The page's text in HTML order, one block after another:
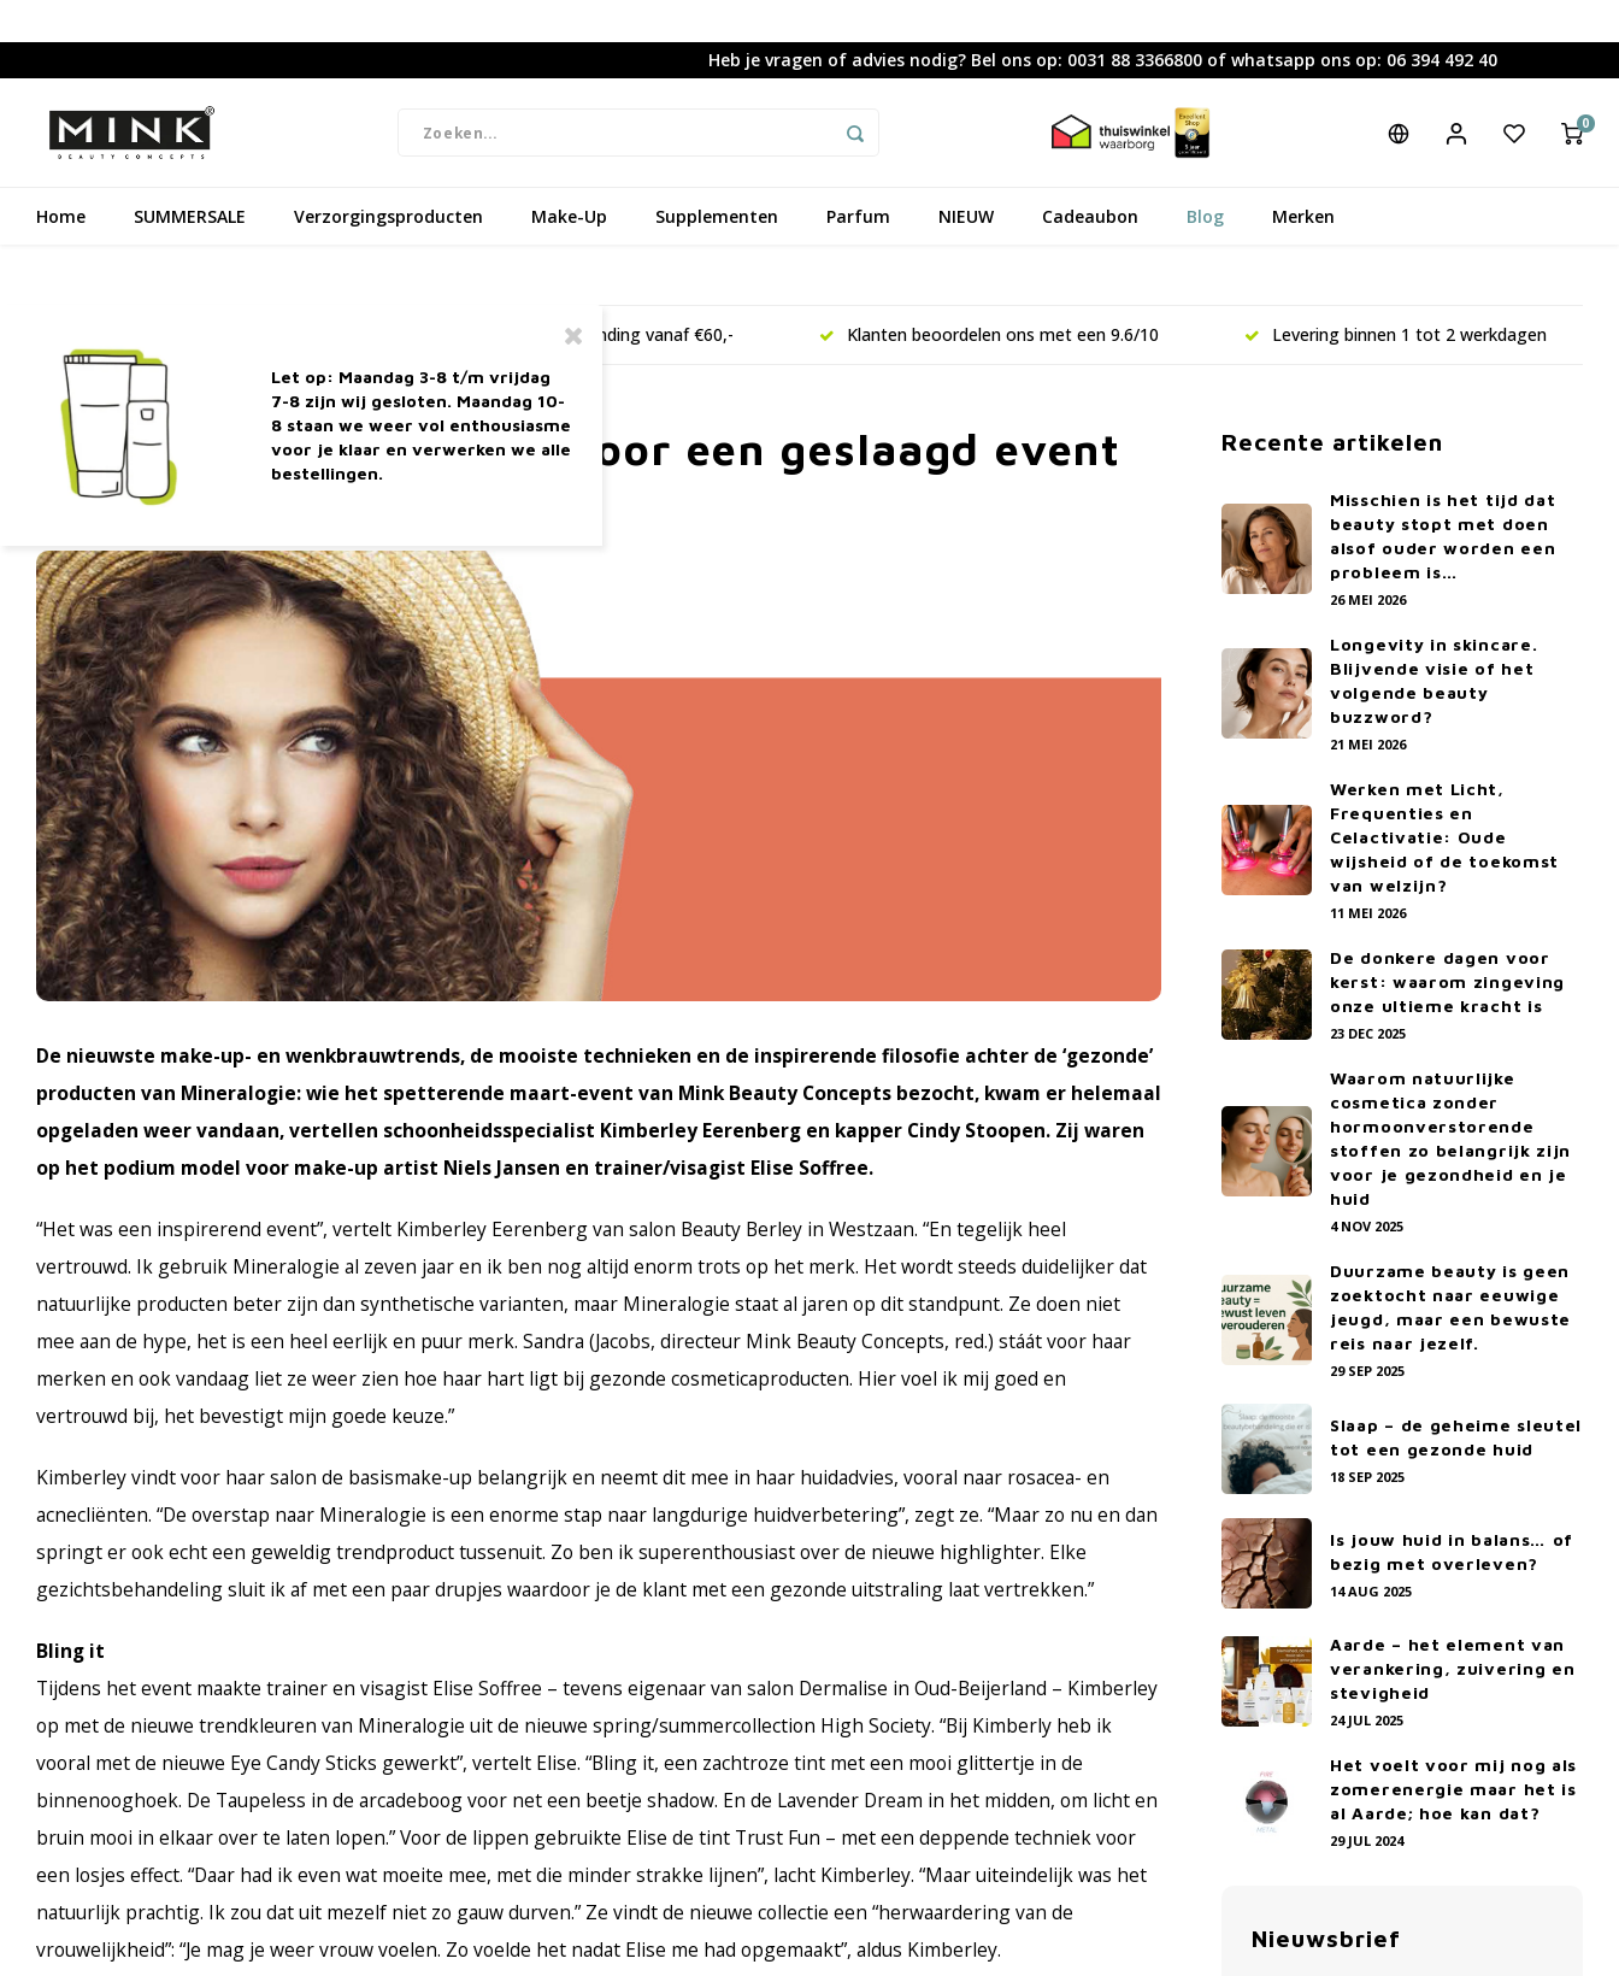
Heb je vragen of advies nodig? Bel ons op: 0031 88 3366800 of whatsapp ons op: 06 394 492 40
0
Home SUMMERSALE Verzorgingsproducten Make-Up Supplementen Parfum NIEUW Cadeaubon Blog Merken
Let op: Maandag 3-8 t/m vrijdag
7-8 zijn wij gesloten. Maandag 10-
8 staan we weer vol enthousiasme
voor je klaar en verwerken we alle
bestellingen.
Gratis verzending vanaf €60,- Klanten beoordelen ons met een 9.6/10 Levering binnen 1 tot 2 werkdagen
Pakkende ingrediënten voor een geslaagd event
24 MEI 2019
De nieuwste make-up- en wenkbrauwtrends, de mooiste technieken en de inspirerende filosofie achter de ‘gezonde’
producten van Mineralogie: wie het spetterende maart-event van Mink Beauty Concepts bezocht, kwam er helemaal
opgeladen weer vandaan, vertellen schoonheidsspecialist Kimberley Eerenberg en kapper Cindy Stoopen. Zij waren
op het podium model voor make-up artist Niels Jansen en trainer/visagist Elise Soffree.
“Het was een inspirerend event”, vertelt Kimberley Eerenberg van salon Beauty Berley in Westzaan. “En tegelijk heel
vertrouwd. Ik gebruik Mineralogie al zeven jaar en ik ben nog altijd enorm trots op het merk. Het wordt steeds duidelijker dat
natuurlijke producten beter zijn dan synthetische varianten, maar Mineralogie staat al jaren op dit standpunt. Ze doen niet
mee aan de hype, het is een heel eerlijk en puur merk. Sandra (Jacobs, directeur Mink Beauty Concepts, red.) stáát voor haar
merken en ook vandaag liet ze weer zien hoe haar hart ligt bij gezonde cosmeticaproducten. Hier voel ik mij goed en
vertrouwd bij, het bevestigt mijn goede keuze.”
Kimberley vindt voor haar salon de basismake-up belangrijk en neemt dit mee in haar huidadvies, vooral naar rosacea- en
acnecliënten. “De overstap naar Mineralogie is een enorme stap naar langdurige huidverbetering”, zegt ze. “Maar zo nu en dan
springt er ook echt een geweldig trendproduct tussenuit. Zo ben ik superenthousiast over de nieuwe highlighter. Elke
gezichtsbehandeling sluit ik af met een paar drupjes waardoor je de klant met een gezonde uitstraling laat vertrekken.”
Bling it
Tijdens het event maakte trainer en visagist Elise Soffree – tevens eigenaar van salon Dermalise in Oud-Beijerland – Kimberley
op met de nieuwe trendkleuren van Mineralogie uit de nieuwe spring/summercollection High Society. “Bij Kimberly heb ik
vooral met de nieuwe Eye Candy Sticks gewerkt”, vertelt Elise. “Bling it, een zachtroze tint met een mooi glittertje in de
binnenooghoek. De Taupeless in de arcadeboog voor net een beetje shadow. En de Lavender Dream in het midden, om licht en
bruin mooi in elkaar over te laten lopen.” Voor de lippen gebruikte Elise de tint Trust Fun – met een deppende techniek voor
een losjes effect. “Daar had ik even wat moeite mee, met die minder strakke lijnen”, lacht Kimberley. “Maar uiteindelijk was het
natuurlijk prachtig. Ik zou dat uit mezelf niet zo gauw durven.” Ze vindt de nieuwe collectie een “herwaardering van de
vrouwelijkheid”: “Je mag je weer vrouw voelen. Zo voelde het nadat Elise me had opgemaakt”, aldus Kimberley.
Recente artikelen
Misschien is het tijd dat
beauty stopt met doen
alsof ouder worden een
probleem is…
26 MEI 2026
Longevity in skincare.
Blijvende visie of het
volgende beauty
buzzword?
21 MEI 2026
Werken met Licht,
Frequenties en
Celactivatie: Oude
wijsheid of de toekomst
van welzijn?
11 MEI 2026
De donkere dagen voor
kerst: waarom zingeving
onze ultieme kracht is
23 DEC 2025
Waarom natuurlijke
cosmetica zonder
hormoonverstorende
stoffen zo belangrijk zijn
voor je gezondheid en je
huid
4 NOV 2025
Duurzame beauty is geen
zoektocht naar eeuwige
jeugd, maar een bewuste
reis naar jezelf.
29 SEP 2025
Slaap – de geheime sleutel
tot een gezonde huid
18 SEP 2025
Is jouw huid in balans… of
bezig met overleven?
14 AUG 2025
Aarde – het element van
verankering, zuivering en
stevigheid
24 JUL 2025
Het voelt voor mij nog als
zomerenergie maar het is
al Aarde; hoe kan dat?
29 JUL 2024
Nieuwsbrief